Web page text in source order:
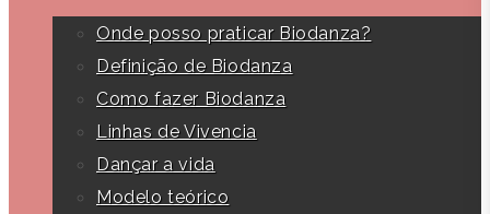
Onde posso praticar Biodanza?
Definição de Biodanza
Como fazer Biodanza
Linhas de Vivencia
Dançar a vida
Modelo teórico